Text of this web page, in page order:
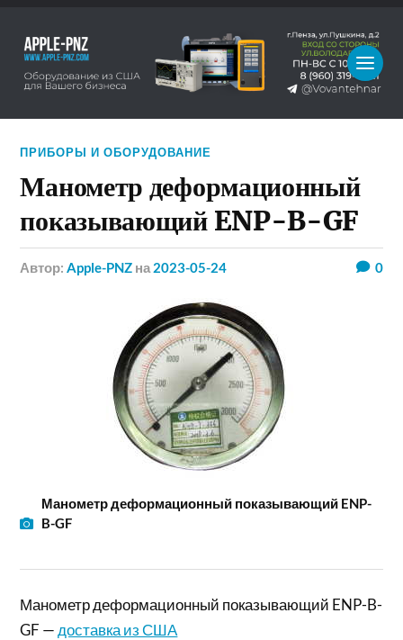
ПРИБОРЫ И ОБОРУДОВАНИЕ
Манометр деформационный
показывающий ENP-B-GF
Автор:Apple-PNZ на 2023-05-24 0
Манометр деформационный показывающий ENP-
B-GF
Манометр деформационный показывающий ENP-B-
GF — доставка из США